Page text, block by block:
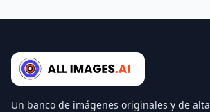
Un banco de imágenes originales y de alta